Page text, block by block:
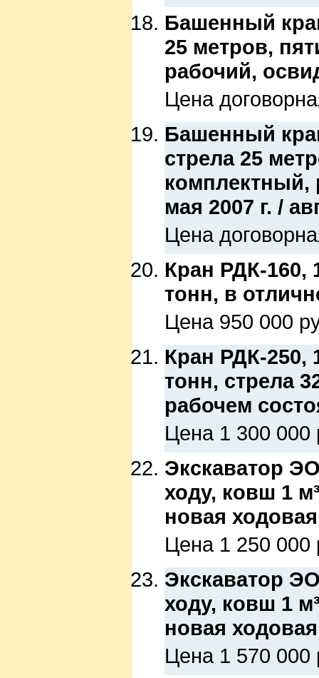
Башенный
25 метров,
рабочий,
Цена
Башенный
стрела 25
комплектный,
мая 2007 г. /
Цена
Кран РДК-160,
тонн, в
Цена 950 000
Кран РДК-250,
тонн, стрела
рабочем
Цена 1 300 000
Экскаватор
ходу, ковш 1
новая
Цена 1 250 000
Экскаватор
ходу, ковш 1
новая
Цена 1 570 000